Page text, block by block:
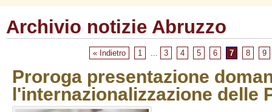
Archivio notizie Abruzzo
« Indietro 1 ... 3 4 5 6 7 8 9
Proroga presentazione
l'internazionalizzazione delle